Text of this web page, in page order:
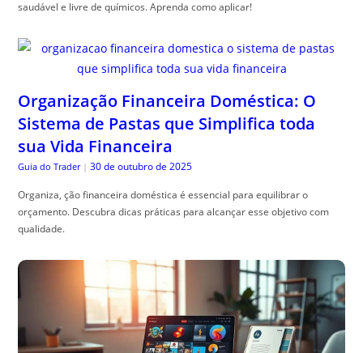
saudável e livre de químicos. Aprenda como aplicar!
Organização Financeira Doméstica: O
Sistema de Pastas que Simplifica toda
sua Vida Financeira
Guia do Trader | 30 de outubro de 2025
Organiza, ção financeira doméstica é essencial para equilibrar o
orçamento. Descubra dicas práticas para alcançar esse objetivo com
qualidade.